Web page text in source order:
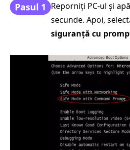
Pasul 1 Reporniți PC-ul și
secunde. Apoi,
siguranță cu